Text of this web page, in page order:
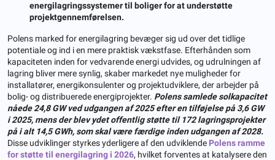
energilagringssystemer til boliger for at understøtte
projektgennemførelsen.
Polens marked for energilagring bevæger sig ud over det tidlige
potentiale og ind i en mere praktisk vækstfase. Efterhånden som
kapaciteten inden for vedvarende energi udvides, og udrulningen af ​​
lagring bliver mere synlig, skaber markedet nye muligheder for
installatører, energikonsulenter og projektudviklere, der arbejder på
bolig- og distribuerede energiprojekter. Polens samlede solkapacitet
nåede 24,8 GW ved udgangen af ​​2025 efter en tilføjelse på 3,6 GW
i 2025, mens der blev ydet offentlig støtte til 172 lagringsprojekter
på i alt 14,5 GWh, som skal være færdige inden udgangen af ​​2028.
Disse udviklinger styrkes yderligere af den udviklende Polens ramme
for støtte til energilagring i 2026, hvilket forventes at katalysere den